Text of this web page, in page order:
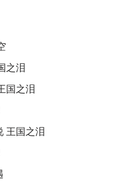
之泪
国之泪
王国之泪